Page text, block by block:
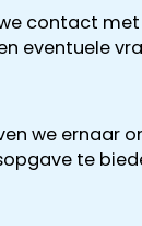
contact
eventuele
we ernaar
te